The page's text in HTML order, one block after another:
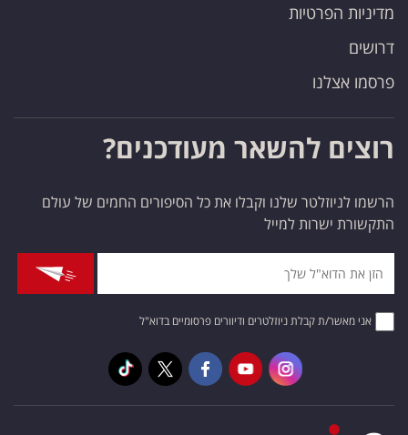
מדיניות הפרטיות
דרושים
פרסמו אצלנו
רוצים להשאר מעודכנים?
הרשמו לניוזלטר שלנו וקבלו את כל הסיפורים החמים של עולם
התקשורת ישרות למייל
אני מאשר/ת קבלת ניוזלטרים ודיוורים פרסומיים בדוא"ל